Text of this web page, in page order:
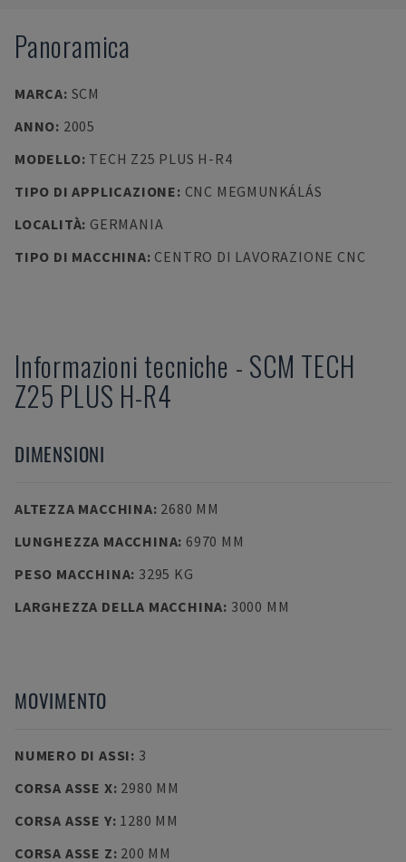
Panoramica
MARCA: SCM
ANNO: 2005
MODELLO: TECH Z25 PLUS H-R4
TIPO DI APPLICAZIONE: CNC MEGMUNKÁLÁS
LOCALITÀ: GERMANIA
TIPO DI MACCHINA: CENTRO DI LAVORAZIONE CNC
Informazioni tecniche - SCM TECH
Z25 PLUS H-R4
DIMENSIONI
ALTEZZA MACCHINA: 2680 MM
LUNGHEZZA MACCHINA: 6970 MM
PESO MACCHINA: 3295 KG
LARGHEZZA DELLA MACCHINA: 3000 MM
MOVIMENTO
NUMERO DI ASSI: 3
CORSA ASSE X: 2980 MM
CORSA ASSE Y: 1280 MM
CORSA ASSE Z: 200 MM